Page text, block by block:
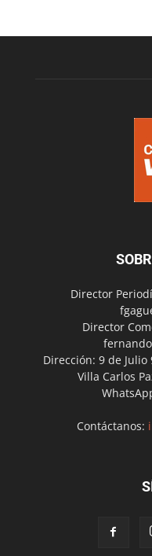
Director
Director
Dirección: 9 de Julio
Villa Carlos
Contáctanos: